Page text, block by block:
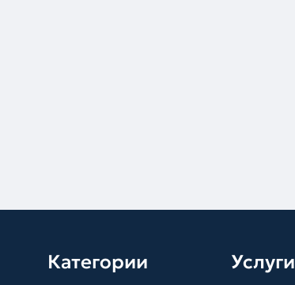
Категории Услуги